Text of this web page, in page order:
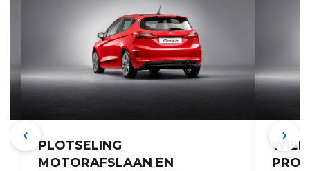
PLOTSELING
MOTORAFSLAAN EN